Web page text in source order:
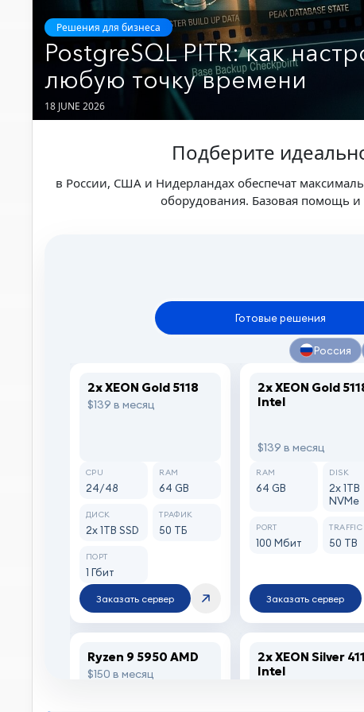
Решения для бизнеса
PostgreSQL PITR: как
любую точку времени
18 JUNE 2026
Подберите
в России, США и Нидерландах обеспечат
оборудования. Базовая помощь и